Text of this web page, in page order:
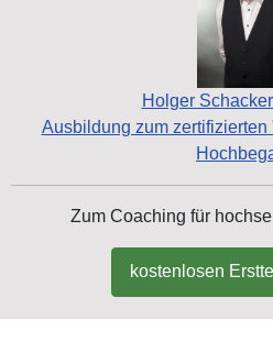
Holger
Ausbildung zum
Zum Coaching für
kostenlosen